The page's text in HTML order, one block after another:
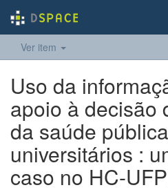
Ver item
Uso da
apoio à decisão
da saúde
universitários :
caso no HC-